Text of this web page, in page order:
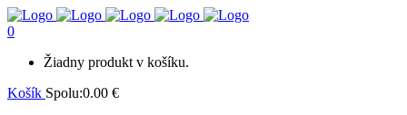
0
Žiadny produkt v košíku.
Košík Spolu:0.00 €